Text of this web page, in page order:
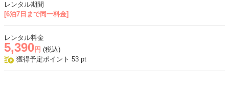
結婚式、二次会、謝恩会、成人式、同窓会、パーティー、発表会など
レンタル期間
[6泊7日まで同一料金]
レンタル料金
5,390 円 (税込)
獲得予定ポイント 53 pt